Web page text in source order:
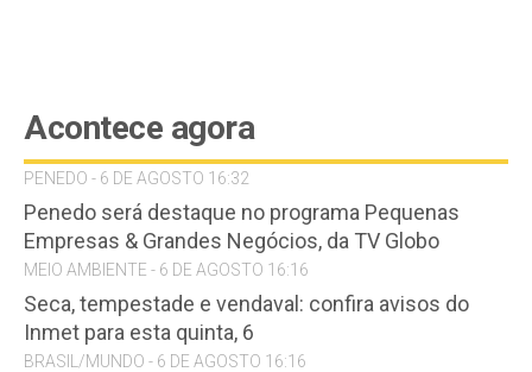
Acontece agora
PENEDO - 6 DE AGOSTO 16:32
Penedo será destaque no programa Pequenas
Empresas & Grandes Negócios, da TV Globo
MEIO AMBIENTE - 6 DE AGOSTO 16:16
Seca, tempestade e vendaval: confira avisos do
Inmet para esta quinta, 6
BRASIL/MUNDO - 6 DE AGOSTO 16:16